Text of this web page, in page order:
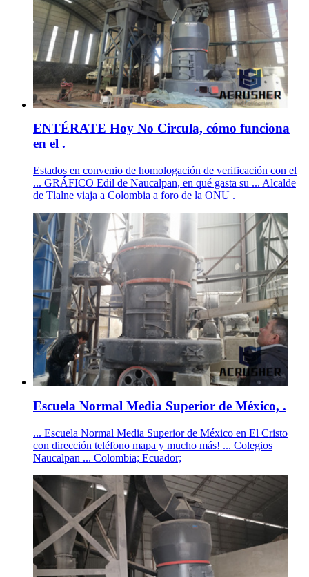
ENTÉRATE Hoy No Circula, cómo funciona
en el .
Estados en convenio de homologación de verificación con el
... GRÁFICO Edil de Naucalpan, en qué gasta su ... Alcalde
de Tlalne viaja a Colombia a foro de la ONU .
Escuela Normal Media Superior de México, .
... Escuela Normal Media Superior de México en El Cristo
con dirección teléfono mapa y mucho más! ... Colegios
Naucalpan ... Colombia; Ecuador;